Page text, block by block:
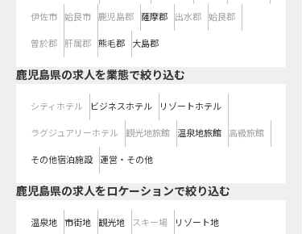
伊佐市 姶良市 鹿児島郡 薩摩郡 出水郡 姶良郡
曽於郡 肝属郡 熊毛郡 大島郡
鹿児島県の求人を業態で絞り込む
シティホテル ビジネスホテル リゾートホテル
ラグジュアリーホテル 観光地旅館 温泉地旅館 高級旅館
その他宿泊施設 運営・その他
鹿児島県の求人をロケーションで絞り込む
温泉地 市街地 観光地 スキー場 リゾート地